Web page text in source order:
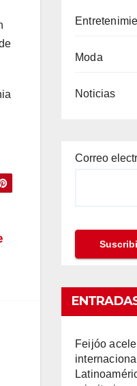
Moda
Noticias
Correo
Feijóo